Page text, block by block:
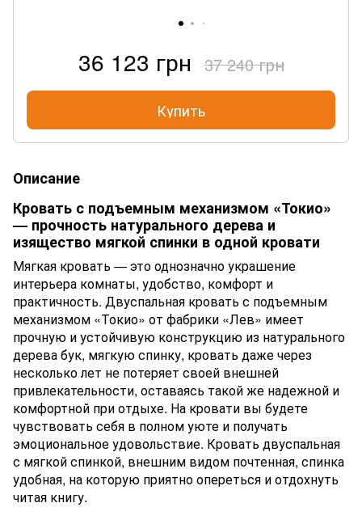
36 123 грн 37 240 грн
Купить
Описание
Кровать с подъемным механизмом «Токио»
— прочность натурального дерева и
изящество мягкой спинки в одной кровати
Мягкая кровать — это однозначно украшение
интерьера комнаты, удобство, комфорт и
практичность. Двуспальная кровать с подъемным
механизмом «Токио» от фабрики «Лев» имеет
прочную и устойчивую конструкцию из натурального
дерева бук, мягкую спинку, кровать даже через
несколько лет не потеряет своей внешней
привлекательности, оставаясь такой же надежной и
комфортной при отдыхе. На кровати вы будете
чувствовать себя в полном уюте и получать
эмоциональное удовольствие. Кровать двуспальная
с мягкой спинкой, внешним видом почтенная, спинка
удобная, на которую приятно опереться и отдохнуть
читая книгу.